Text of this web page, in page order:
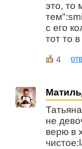
это, то
с его
тот то
4
не
верю в